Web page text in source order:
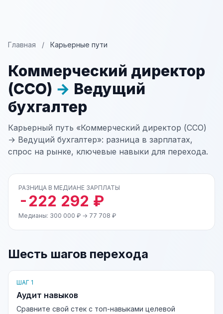
Главная / Карьерные пути
Коммерческий директор
(CCO) → Ведущий
бухгалтер
Карьерный путь «Коммерческий директор (CCO)
→ Ведущий бухгалтер»: разница в зарплатах,
спрос на рынке, ключевые навыки для перехода.
РАЗНИЦА В МЕДИАНЕ ЗАРПЛАТЫ
-222 292 ₽
Медианы: 300 000 ₽ → 77 708 ₽
Шесть шагов перехода
ШАГ 1
Аудит навыков
Сравните свой стек с топ-навыками целевой